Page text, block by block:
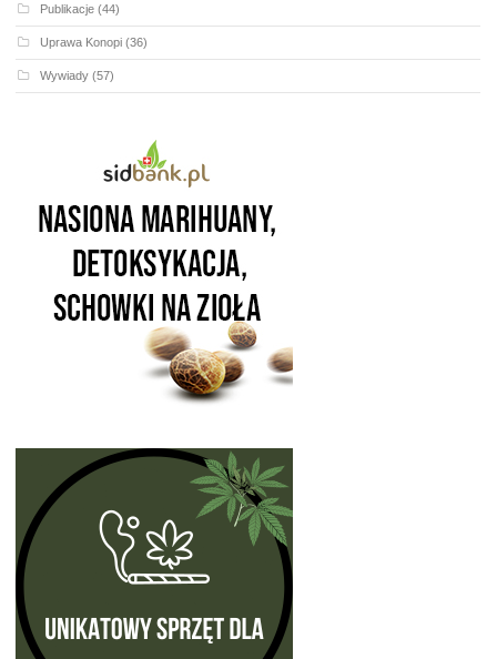
Publikacje (44)
Uprawa Konopi (36)
Wywiady (57)